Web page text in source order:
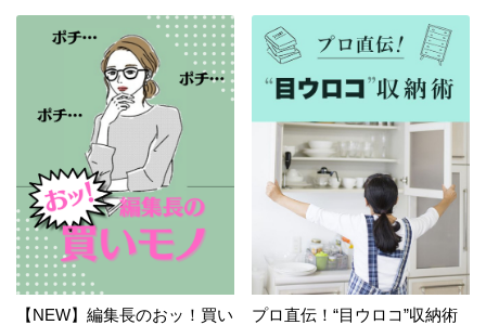
【NEW】編集長のおッ！買い
プロ直伝！“目ウロコ”収納術